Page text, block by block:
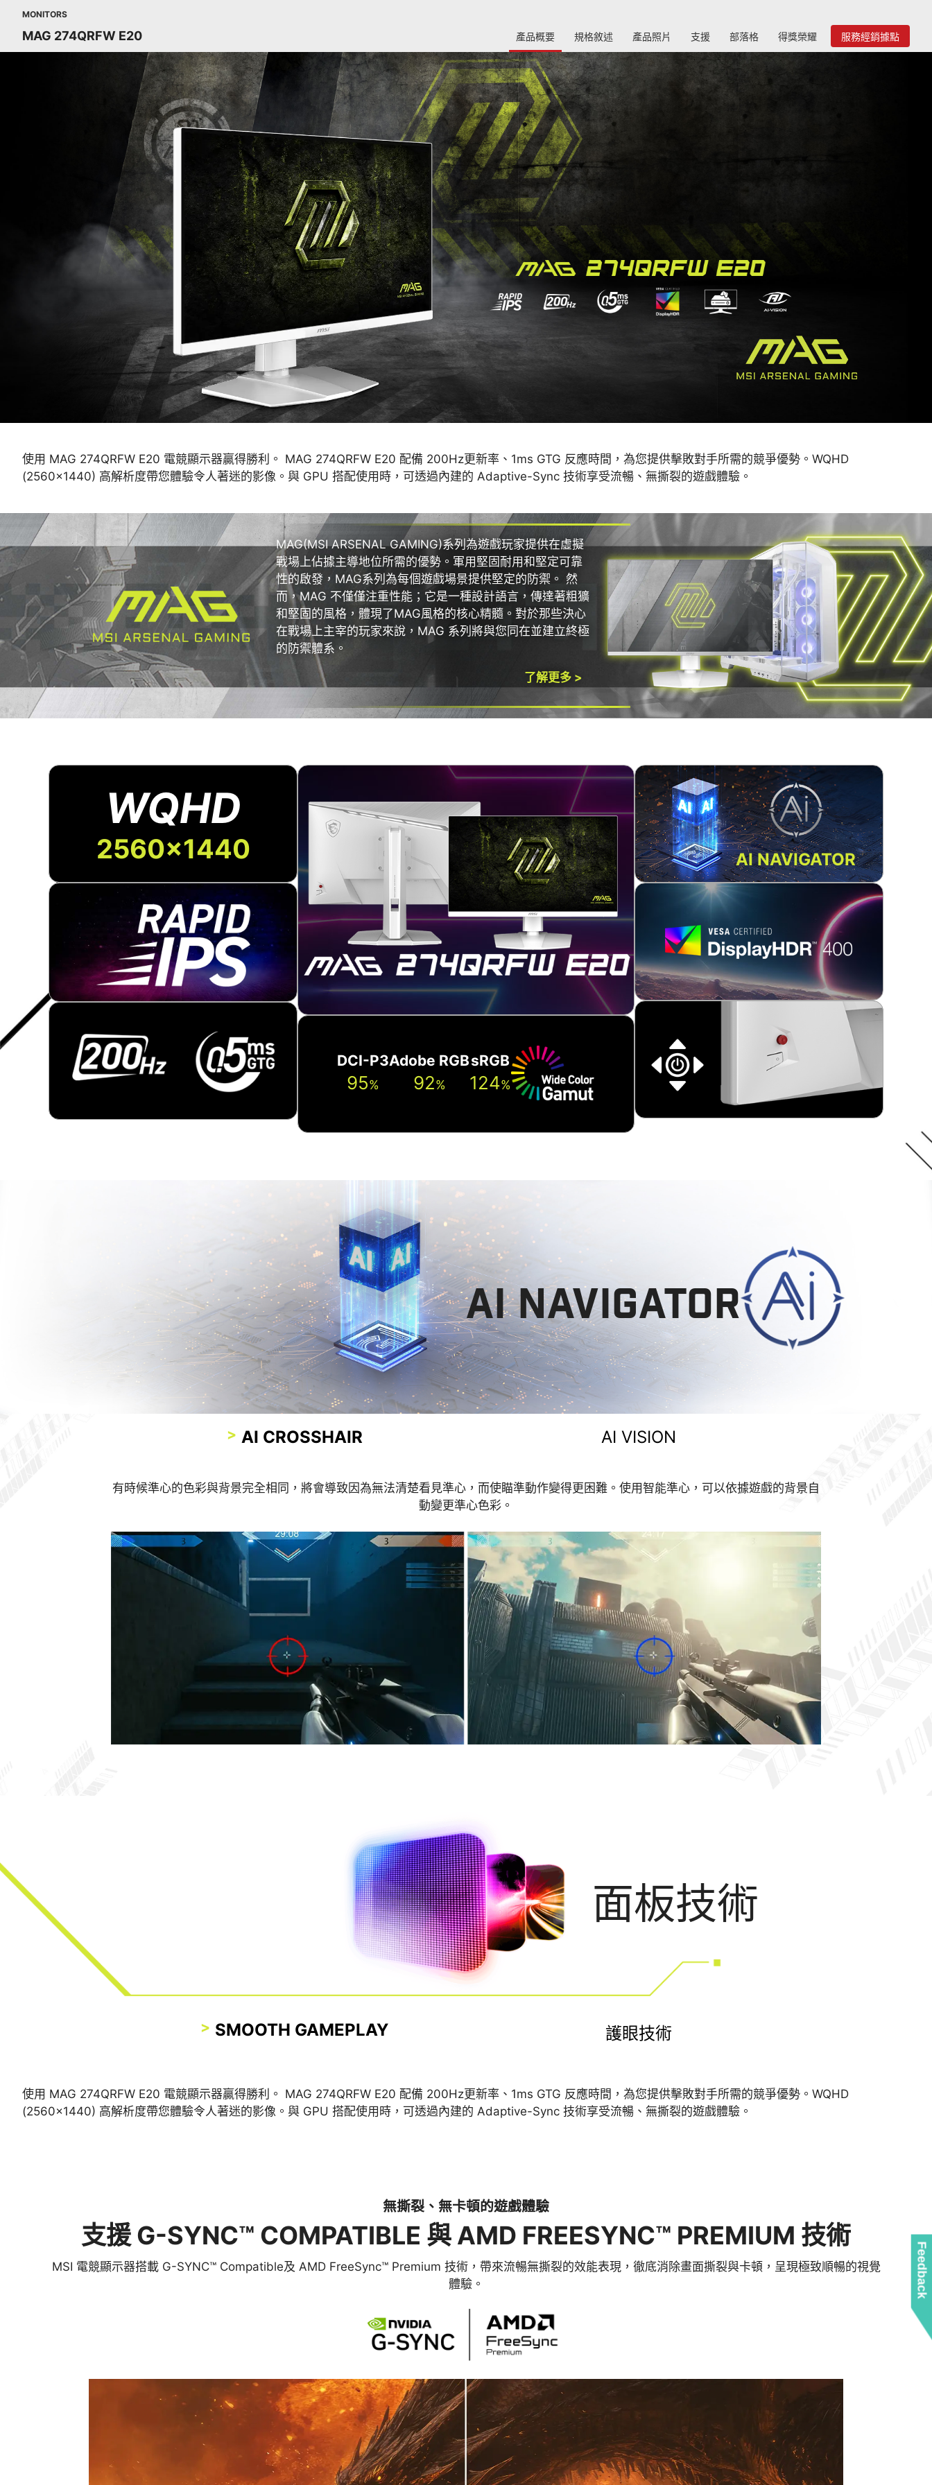
MONITORS
MAG 274QRFW E20 產品概要 規格敘述 產品照片 支援 部落格 得獎榮耀 服務經銷據點
使用 MAG 274QRFW E20 電競顯示器贏得勝利。 MAG 274QRFW E20 配備 200Hz更新率、1ms GTG 反應時間，為您提供擊敗對手所需的競爭優勢。WQHD
(2560x1440) 高解析度帶您體驗令人著迷的影像。與 GPU 搭配使用時，可透過內建的 Adaptive-Sync 技術享受流暢、無撕裂的遊戲體驗。
MAG(MSI ARSENAL GAMING)系列為遊戲玩家提供在虛擬
戰場上佔據主導地位所需的優勢。軍用堅固耐用和堅定可靠
性的啟發，MAG系列為每個遊戲場景提供堅定的防禦。 然
而，MAG 不僅僅注重性能；它是一種設計語言，傳達著粗獷
和堅固的風格，體現了MAG風格的核心精髓。對於那些決心
在戰場上主宰的玩家來說，MAG 系列將與您同在並建立終極
的防禦體系。
了解更多 >
WQHD
2560x1440
DCI-P3
95%
Adobe RGB
92%
sRGB
124%
AI NAVIGATOR
AI NAVIGATOR
AI CROSSHAIR AI VISION
有時候準心的色彩與背景完全相同，將會導致因為無法清楚看見準心，而使瞄準動作變得更困難。使用智能準心，可以依據遊戲的背景自
動變更準心色彩。
全新AI Vision技術不僅能揭示暗部細節，還能提升整體亮度與色彩飽和度，為你的畫面帶來明亮生動的視覺體驗。
AI VISION OFF AI VISION ON
面板技術
SMOOTH GAMEPLAY 護眼技術
使用 MAG 274QRFW E20 電競顯示器贏得勝利。 MAG 274QRFW E20 配備 200Hz更新率、1ms GTG 反應時間，為您提供擊敗對手所需的競爭優勢。WQHD
(2560x1440) 高解析度帶您體驗令人著迷的影像。與 GPU 搭配使用時，可透過內建的 Adaptive-Sync 技術享受流暢、無撕裂的遊戲體驗。
護眼設計
防閃爍、減藍光技術可減少閃爍並顯示較低藍光，從而提供舒適的觀看體驗。
無撕裂、無卡頓的遊戲體驗
支援 G-SYNC™ COMPATIBLE 與 AMD FREESYNC™ PREMIUM 技術
MSI 電競顯示器搭載 G-SYNC™ Compatible及 AMD FreeSync™ Premium 技術，帶來流暢無撕裂的效能表現，徹底消除畫面撕裂與卡頓，呈現極致順暢的視覺
體驗。
Feedback